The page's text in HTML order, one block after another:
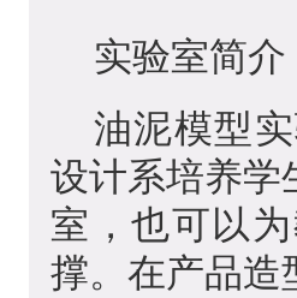
实验室简介
油泥模型
设计系培养学
室，也可以
撑。在产品造